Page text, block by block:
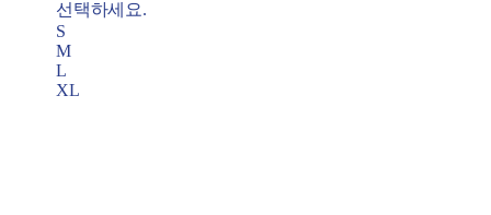
선택하세요.
S
M
L
XL